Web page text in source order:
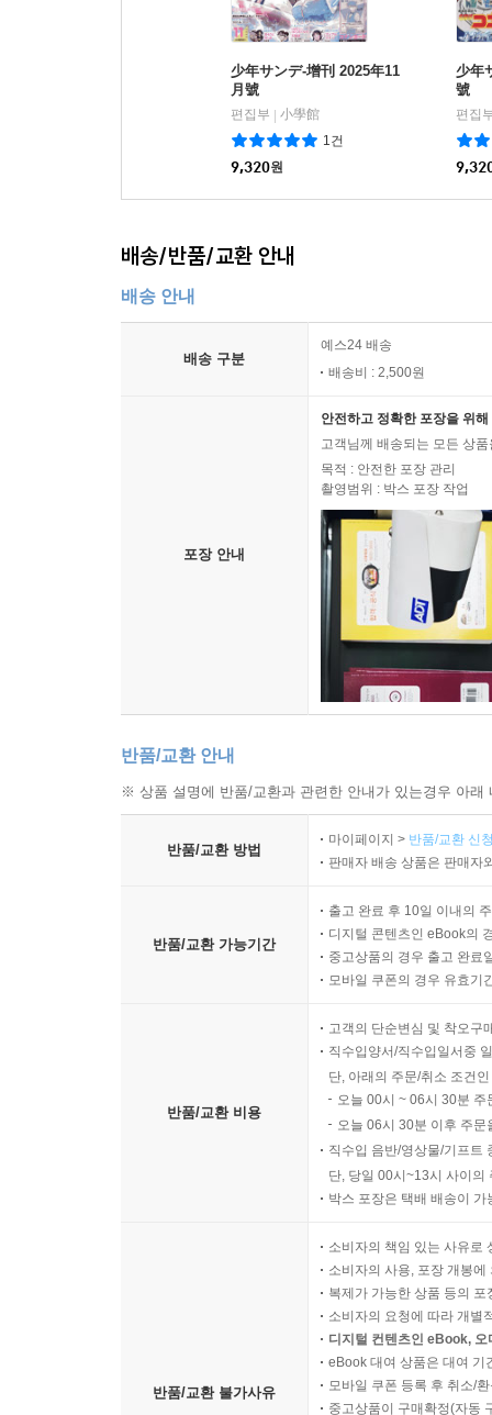
少年サンデ-增刊 2025年11
月號
편집부
小學館
1건
9,320원
少年
號
편집
배송/반품/교환 안내
배송 안내
배송 구분
예스24 배송
배송비 : 2,500원
포장 안내
안전하고 정확한 포장을 위
고객님께 배송되는 모든 상
목적 : 안전한 포장 관리
촬영범위 : 박스 포장 작업
반품/교환 안내
※ 상품 설명에 반품/교환과 관련한 안내가 있는경우 아
반품/교환 방법
마이페이지 > 반품/교환 신
판매자 배송 상품은 판매자
반품/교환 가능기간
출고 완료 후 10일 이내의
디지털 콘텐츠인 eBook의
중고상품의 경우 출고 완료
모바일 쿠폰의 경우 유효기
반품/교환 비용
고객의 단순변심 및 착오구
직수입양서/직수입일서중
단, 아래의 주문/취소 조건
오늘 00시 ~ 06시 30분
오늘 06시 30분 이후 주
직수입 음반/영상물/기프트
단, 당일 00시~13시 사이의
박스 포장은 택배 배송이
반품/교환 불가사유
소비자의 책임 있는 사유로
소비자의 사용, 포장 개봉
복제가 가능한 상품 등의
소비자의 요청에 따라 개별
디지털 컨텐츠인 eBook,
eBook 대여 상품은 대여 기
모바일 쿠폰 등록 후 취소/
중고상품이 구매확정(자동